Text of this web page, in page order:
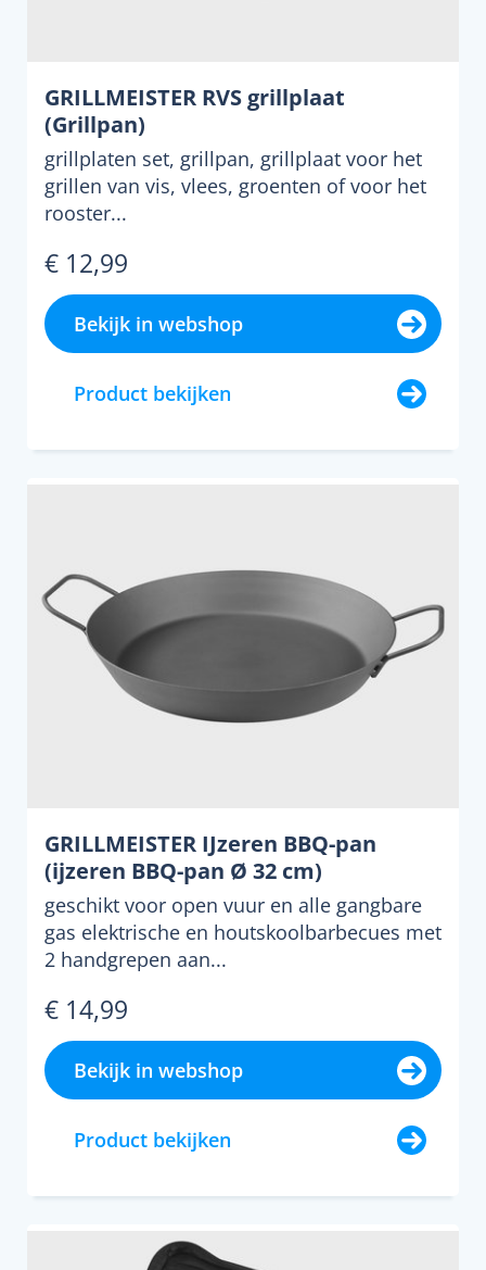
GRILLMEISTER RVS grillplaat
(Grillpan)
grillplaten set, grillpan, grillplaat voor het
grillen van vis, vlees, groenten of voor het
rooster...
€ 12,99
Bekijk in webshop
Product bekijken
GRILLMEISTER IJzeren BBQ-pan
(ijzeren BBQ-pan Ø 32 cm)
geschikt voor open vuur en alle gangbare
gas elektrische en houtskoolbarbecues met
2 handgrepen aan...
€ 14,99
Bekijk in webshop
Product bekijken